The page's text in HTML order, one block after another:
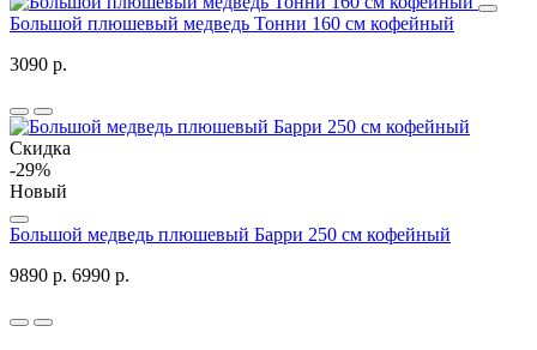
Большой плюшевый медведь Тонни 160 см кофейный
3090 р.
Скидка
-29%
Новый
Большой медведь плюшевый Барри 250 см кофейный
9890 р. 6990 р.